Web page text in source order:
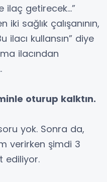
ilaç getirecek...”
sağlık çalışanının,
ilacı kullansın” diye
ilacından
oturup kalktın.
yok. Sonra da,
verirken şimdi 3
ediliyor.